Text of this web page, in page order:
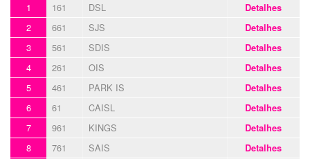
1 161 DSL Detalhes
2 661 SJS Detalhes
3 561 SDIS Detalhes
4 261 OIS Detalhes
5 461 PARK IS Detalhes
6 61 CAISL Detalhes
7 961 KINGS Detalhes
8 761 SAIS Detalhes